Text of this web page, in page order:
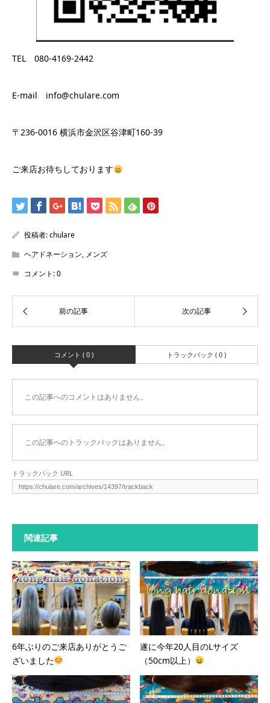
TEL 080-4169-2442
E-mail info@chulare.com
〒236-0016 横浜市金沢区谷津町160-39
ご来店お待ちしております
投稿者:chulare
ヘアドネーション, メンズ
コメント:0
コメント ( 0 ) トラックバック ( 0 )
この記事へのコメントはありません。
この記事へのトラックバックはありません。
トラックバック URL
関連記事
6年ぶりのご来店ありがとうご
ざいました
遂に今年20人目のLサイズ
（50cm以上）